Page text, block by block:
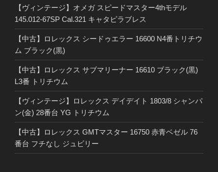
【ヴィンテージ】オメガ スピードマスター4thモデル
145.012-67SP Cal.321 キャタピラブレス
【中古】ロレックス シードゥエラー 16600 N4番トリチウ
ム ブラック(黒)
【中古】ロレックス サブマリーナー 16610 ブラック(黒)
L3番 トリチウム
【ヴィンテージ】ロレックス デイデイト 1803/8 シャンパ
ン(金) 28番台 YG トリチウム
【中古】ロレックス GMTマスター 16750 赤青ベゼル 76
番台 フチなし ジュビリー